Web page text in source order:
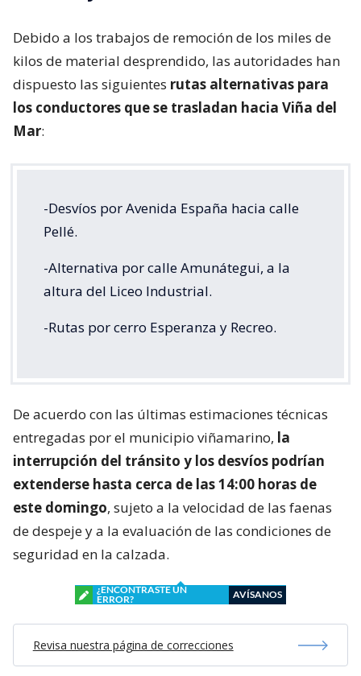
Debido a los trabajos de remoción de los miles de
kilos de material desprendido, las autoridades han
dispuesto las siguientes rutas alternativas para
los conductores que se trasladan hacia Viña del
Mar:
-Desvíos por Avenida España hacia calle
Pellé.
-Alternativa por calle Amunátegui, a la
altura del Liceo Industrial.
-Rutas por cerro Esperanza y Recreo.
De acuerdo con las últimas estimaciones técnicas
entregadas por el municipio viñamarino, la
interrupción del tránsito y los desvíos podrían
extenderse hasta cerca de las 14:00 horas de
este domingo, sujeto a la velocidad de las faenas
de despeje y a la evaluación de las condiciones de
seguridad en la calzada.
¿ENCONTRASTE UN
ERROR?
AVÍSANOS
Revisa nuestra página de correcciones